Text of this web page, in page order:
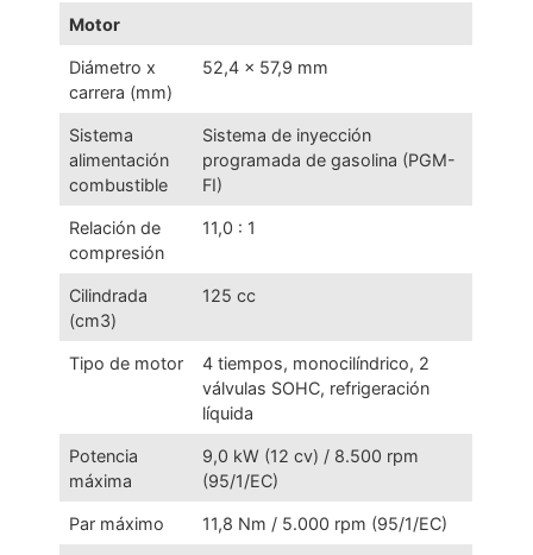
Motor
Diámetro x
carrera (mm)
52,4 x 57,9 mm
Sistema
alimentación
combustible
Sistema de inyección
programada de gasolina (PGM-
FI)
Relación de
compresión
11,0 : 1
Cilindrada
(cm3)
125 cc
Tipo de motor
4 tiempos, monocilíndrico, 2
válvulas SOHC, refrigeración
líquida
Potencia
máxima
9,0 kW (12 cv) / 8.500 rpm
(95/1/EC)
Par máximo 11,8 Nm / 5.000 rpm (95/1/EC)